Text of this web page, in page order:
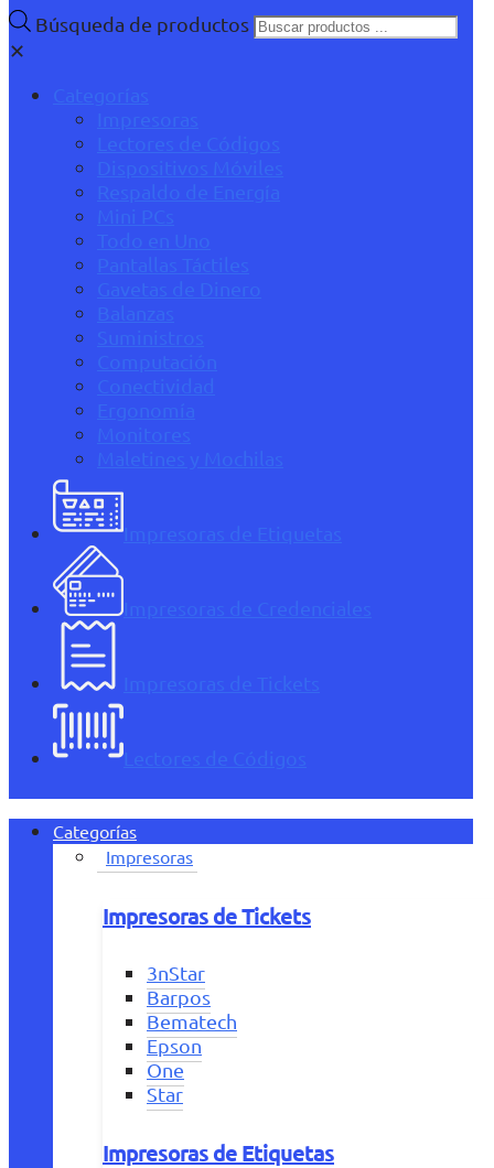
Búsqueda de productos
✕
Categorías
Impresoras
Lectores de Códigos
Dispositivos Móviles
Respaldo de Energía
Mini PCs
Todo en Uno
Pantallas Táctiles
Gavetas de Dinero
Balanzas
Suministros
Computación
Conectividad
Ergonomía
Monitores
Maletines y Mochilas
Impresoras de Etiquetas
Impresoras de Credenciales
Impresoras de Tickets
Lectores de Códigos
Categorías
Impresoras
Impresoras de Tickets
3nStar
Barpos
Bematech
Epson
One
Star
Impresoras de Etiquetas